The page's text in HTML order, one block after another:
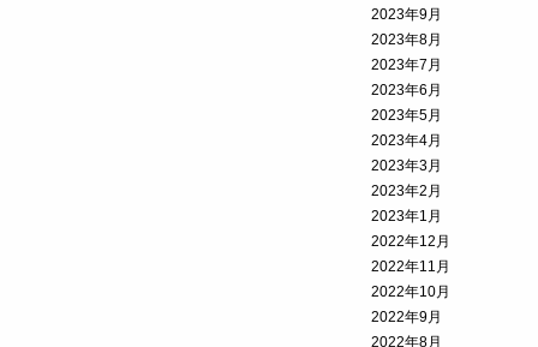
2023年9月
2023年8月
2023年7月
2023年6月
2023年5月
2023年4月
2023年3月
2023年2月
2023年1月
2022年12月
2022年11月
2022年10月
2022年9月
2022年8月